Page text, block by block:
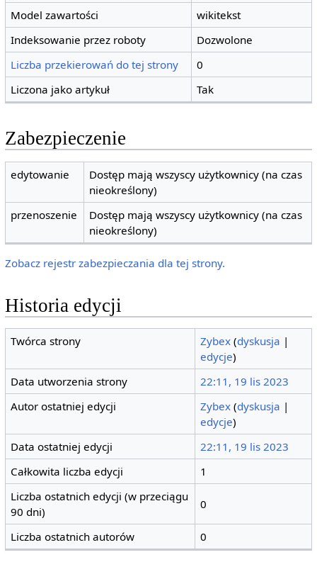
Model zawartości
wikitekst
Indeksowanie przez roboty
Dozwolone
Liczba przekierowań do tej strony
0
Liczona jako artykuł
Tak
Zabezpieczenie
edytowanie
Dostęp mają wszyscy użytkownicy (na czas
nieokreślony)
przenoszenie
Dostęp mają wszyscy użytkownicy (na czas
nieokreślony)
Zobacz rejestr zabezpieczania dla tej strony.
Historia edycji
Twórca strony Zybex (dyskusja |
edycje)
Data utworzenia strony
22:11, 19 lis 2023
Autor ostatniej edycji
Zybex (dyskusja |
edycje)
Data ostatniej edycji
22:11, 19 lis 2023
Całkowita liczba edycji
1
Liczba ostatnich edycji (w przeciągu
90 dni)
0
Liczba ostatnich autorów 0